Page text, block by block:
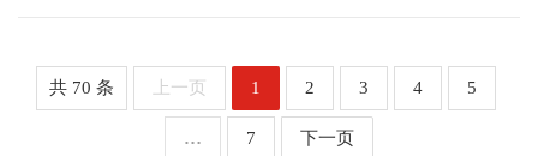
购房，通过补、减、扩、促四维发力，买房最高可以享
受20万...
共 70 条 上一页 1 2 3 4 5
… 7 下一页